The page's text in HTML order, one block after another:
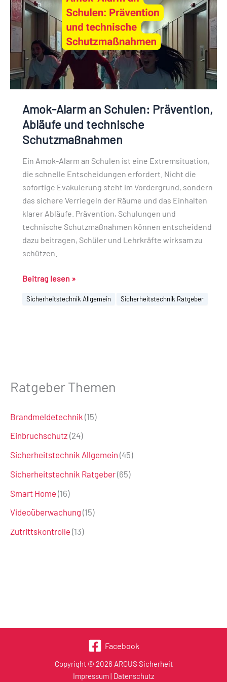
Amok-Alarm an Schulen: Prävention,
Abläufe und technische
Schutzmaßnahmen
Ein Amok-Alarm an Schulen ist eine Extremsituation,
die schnelle Entscheidungen erfordert. Nicht die
sofortige Evakuierung steht im Vordergrund, sondern
das sichere Verriegeln der Räume und das Einhalten
klarer Abläufe. Prävention, Schulungen und
technische Schutzmaßnahmen können entscheidend
dazu beitragen, Schüler und Lehrkräfte wirksam zu
schützen.
Prävention,
technische
Schutzmaßnahmen
Beitrag lesen »
Sicherheitstechnik Allgemein Sicherheitstechnik Ratgeber
Ratgeber Themen
Brandmeldetechnik (15)
Einbruchschutz (24)
Sicherheitstechnik Allgemein (45)
Sicherheitstechnik Ratgeber(65)
Smart Home (16)
Videoüberwachung (15)
Zutrittskontrolle (13)
Facebook
Copyright © 2026 ARGUS Sicherheit
Impressum| Datenschutz